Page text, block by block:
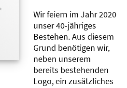
Wir feiern im Jahr 2020
unser 40-jähriges
Bestehen. Aus diesem
Grund benötigen wir,
neben unserem
bereits bestehenden
Logo, ein zusätzliches